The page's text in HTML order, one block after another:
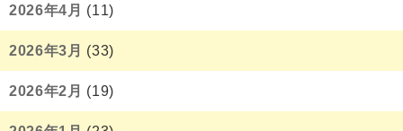
2026年4月 (11)
2026年3月 (33)
2026年2月 (19)